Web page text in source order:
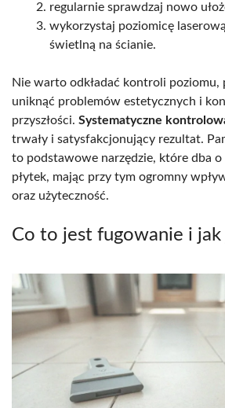
regularnie sprawdzaj nowo
wykorzystaj poziomicę
świetlną na ścianie.
Nie warto odkładać kontroli
uniknąć problemów estetycznych i
przyszłości. Systematyczne
trwały i satysfakcjonujący rezultat.
to podstawowe narzędzie, które dba o
płytek, mając przy tym ogromny
oraz użyteczność.
Co to jest fugowanie i jak